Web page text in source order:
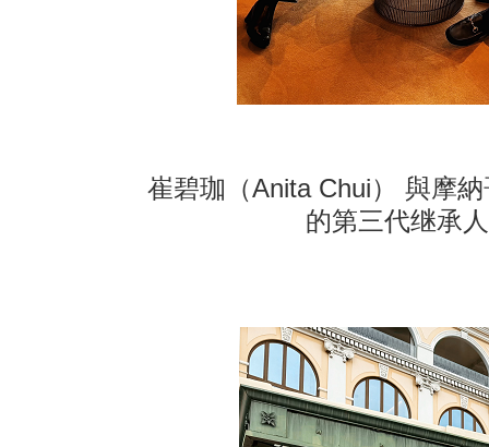
崔碧珈（Anita Chui） 與摩
的第三代继承